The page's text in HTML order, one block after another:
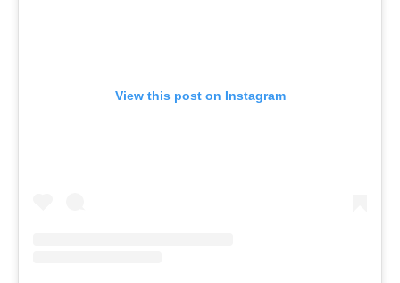
View this post on Instagram